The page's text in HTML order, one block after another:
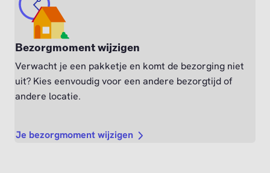
Bezorgmoment wijzigen
Verwacht je een pakketje en komt de bezorging niet
uit? Kies eenvoudig voor een andere bezorgtijd of
andere locatie.
Je bezorgmoment wijzigen